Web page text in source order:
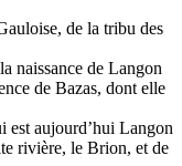
de la tribu des
naissance de Langon
de Bazas, dont elle
est aujourd’hui Langon
rivière, le Brion, et de